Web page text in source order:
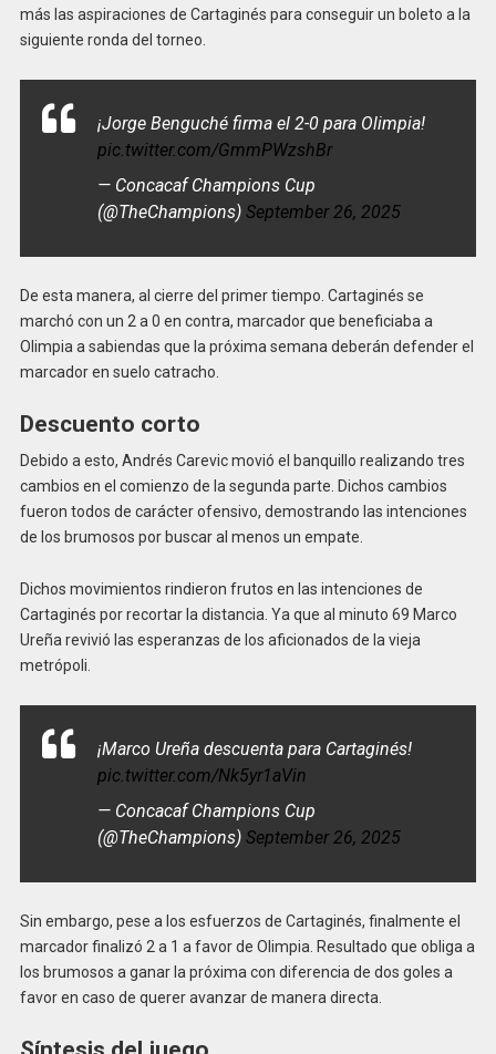
más las aspiraciones de Cartaginés para conseguir un boleto a la
siguiente ronda del torneo.
¡Jorge Benguché firma el 2-0 para Olimpia!
pic.twitter.com/GmmPWzshBr
— Concacaf Champions Cup
(@TheChampions) September 26, 2025
De esta manera, al cierre del primer tiempo. Cartaginés se
marchó con un 2 a 0 en contra, marcador que beneficiaba a
Olimpia a sabiendas que la próxima semana deberán defender el
marcador en suelo catracho.
Descuento corto
Debido a esto, Andrés Carevic movió el banquillo realizando tres
cambios en el comienzo de la segunda parte. Dichos cambios
fueron todos de carácter ofensivo, demostrando las intenciones
de los brumosos por buscar al menos un empate.
Dichos movimientos rindieron frutos en las intenciones de
Cartaginés por recortar la distancia. Ya que al minuto 69 Marco
Ureña revivió las esperanzas de los aficionados de la vieja
metrópoli.
¡Marco Ureña descuenta para Cartaginés!
pic.twitter.com/Nk5yr1aVin
— Concacaf Champions Cup
(@TheChampions) September 26, 2025
Sin embargo, pese a los esfuerzos de Cartaginés, finalmente el
marcador finalizó 2 a 1 a favor de Olimpia. Resultado que obliga a
los brumosos a ganar la próxima con diferencia de dos goles a
favor en caso de querer avanzar de manera directa.